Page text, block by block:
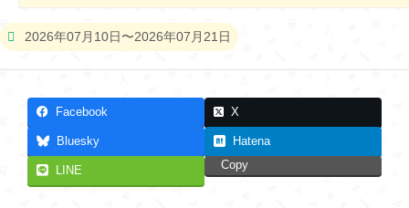
2026年07月10日〜2026年07月21日
Facebook X
Bluesky Hatena
LINE Copy